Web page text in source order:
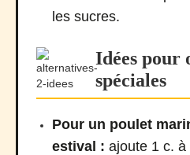
les sucres.
Idées pour
spéciales
Pour un poulet
estival : ajoute 1 c.